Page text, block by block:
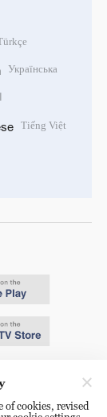
Українська
Tiếng Việt
of cookies, revised